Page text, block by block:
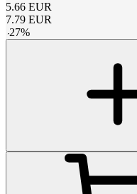
5.66 EUR
7.79 EUR
-27%